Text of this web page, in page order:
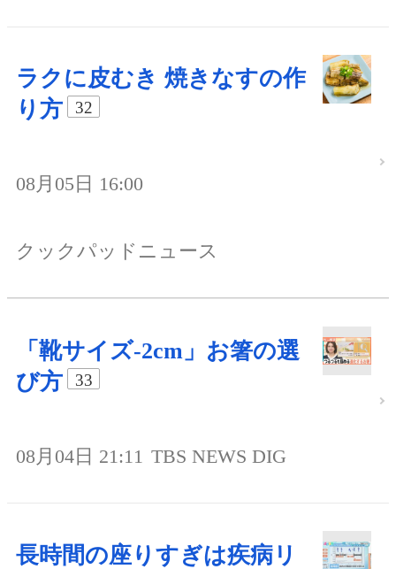
ラクに皮むき 焼きなすの作
り方
32
08月05日 16:00
クックパッドニュース
「靴サイズ-2cm」お箸の選
び方
33
08月04日 21:11 TBS NEWS DIG
長時間の座りすぎは疾病リ